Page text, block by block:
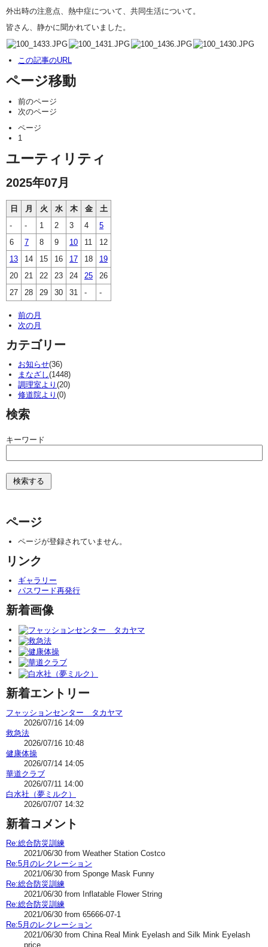
外出時の注意点、熱中症について、共同生活について。
皆さん、静かに聞かれていました。
この記事のURL
ページ移動
前のページ
次のページ
ページ
1
ユーティリティ
2025年07月
日 月 火 水 木 金
土
-
- 1 2 3 4
5
6
7 8 9 10 11
12
13
14 15 16 17 18
19
20
21 22 23 24 25
26
27
28 29 30 31 - -
前の月
次の月
カテゴリー
お知らせ(36)
まなざし(1448)
調理室より (20)
修道院より (0)
検索
キーワード
ページ
ページが登録されていません。
リンク
ギャラリー
パスワード再発行
新着画像
新着エントリー
フャッションセンター タカヤマ
2026/07/16 14:09
救急法
2026/07/16 10:48
健康体操
2026/07/14 14:05
華道クラブ
2026/07/11 14:00
白水社（夢ミルク）
2026/07/07 14:32
新着コメント
Re:総合防災訓練
2021/06/30 from Weather Station Costco
Re:5月のレクレーション
2021/06/30 from Sponge Mask Funny
Re:総合防災訓練
2021/06/30 from Inflatable Flower String
Re:総合防災訓練
2021/06/30 from 65666-07-1
Re:5月のレクレーション
2021/06/30 from China Real Mink Eyelash and Silk Mink Eyelash
price